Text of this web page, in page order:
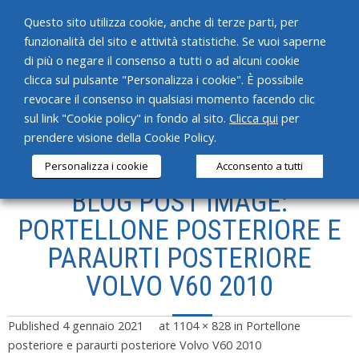
HOME
CHI SIAMO
SERVIZI
PRODOTTI
NEWS
BLOG POST IMAGE:
PORTELLONE POSTERIORE E
PARAURTI POSTERIORE
VOLVO V60 2010
Published 4 gennaio 2021 at 1104 × 828 in Portellone
posteriore e paraurti posteriore Volvo V60 2010
Questo sito utilizza cookie, anche di terze parti, per
funzionalità del sito e attività statistiche. Se vuoi saperne
di più o negare il consenso a tutti o ad alcuni cookie
clicca sul pulsante "Personalizza i cookie". È possibile
revocare il consenso in qualsiasi momento facendo clic
sul link "Cookie policy" in fondo al sito. Clicca qui per
prendere visione della Cookie Policy.
Personalizza i cookie Acconsento a tutti